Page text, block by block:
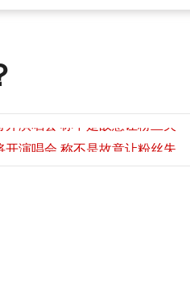
开演唱会 称不是故意让粉丝失
开演唱会 称不是故意让粉丝失